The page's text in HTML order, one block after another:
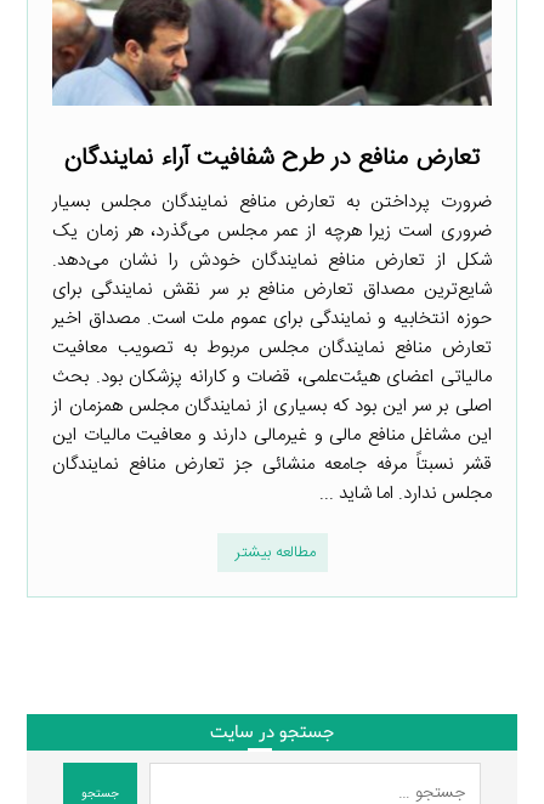
تعارض منافع در طرح شفافیت آراء نمایندگان
ضرورت پرداختن به تعارض منافع نمایندگان مجلس بسیار
ضروری است زیرا هرچه از عمر مجلس می‌گذرد، هر زمان یک
شکل از تعارض منافع نمایندگان خودش را نشان می‌دهد.
شایع‌ترین مصداق تعارض منافع بر سر نقش نمایندگی برای
حوزه انتخابیه و نمایندگی برای عموم ملت است. مصداق اخیر
تعارض منافع نمایندگان مجلس مربوط به تصویب معافیت
مالیاتی اعضای هیئت‌علمی، قضات و کارانه پزشکان بود. بحث
اصلی بر سر این بود که بسیاری از نمایندگان مجلس همزمان از
این مشاغل منافع مالی و غیرمالی دارند و معافیت مالیات این
قشر نسبتاً مرفه جامعه منشائی جز تعارض منافع نمایندگان
مجلس ندارد. اما شاید ...
مطالعه بیشتر
جستجو در سایت
جستجو